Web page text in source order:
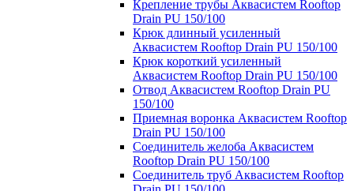
Крепление трубы Аквасистем Rooftop
Drain PU 150/100
Крюк длинный усиленный
Аквасистем Rooftop Drain PU 150/100
Крюк короткий усиленный
Аквасистем Rooftop Drain PU 150/100
Отвод Аквасистем Rooftop Drain PU
150/100
Приемная воронка Аквасистем Rooftop
Drain PU 150/100
Соединитель желоба Аквасистем
Rooftop Drain PU 150/100
Соединитель труб Аквасистем Rooftop